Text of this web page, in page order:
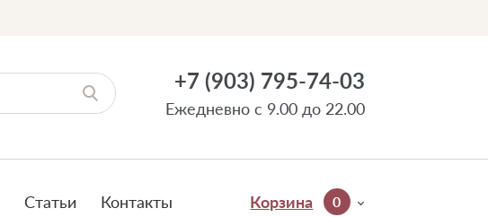
+7 (903) 795-74-03
Ежедневно с 9.00 до 22.00
Статьи Контакты Корзина 0